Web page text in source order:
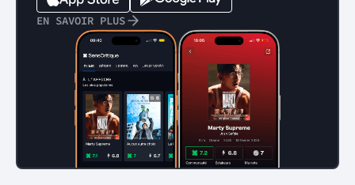
EN SAVOIR PLUS